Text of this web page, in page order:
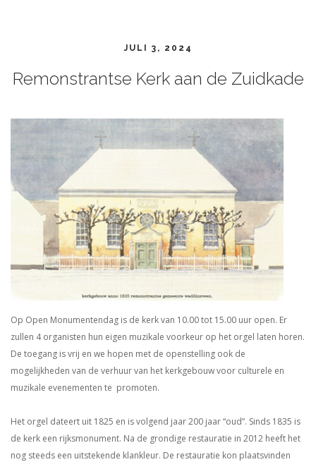
JULI 3, 2024
Remonstrantse Kerk aan de Zuidkade
Op Open Monumentendag is de kerk van 10.00 tot 15.00 uur open. Er
zullen 4 organisten hun eigen muzikale voorkeur op het orgel laten horen.
De toegang is vrij en we hopen met de openstelling ook de
mogelijkheden van de verhuur van het kerkgebouw voor culturele en
muzikale evenementen te promoten.
Het orgel dateert uit 1825 en is volgend jaar 200 jaar “oud”. Sinds 1835 is
de kerk een rijksmonument. Na de grondige restauratie in 2012 heeft het
nog steeds een uitstekende klankleur. De restauratie kon plaatsvinden